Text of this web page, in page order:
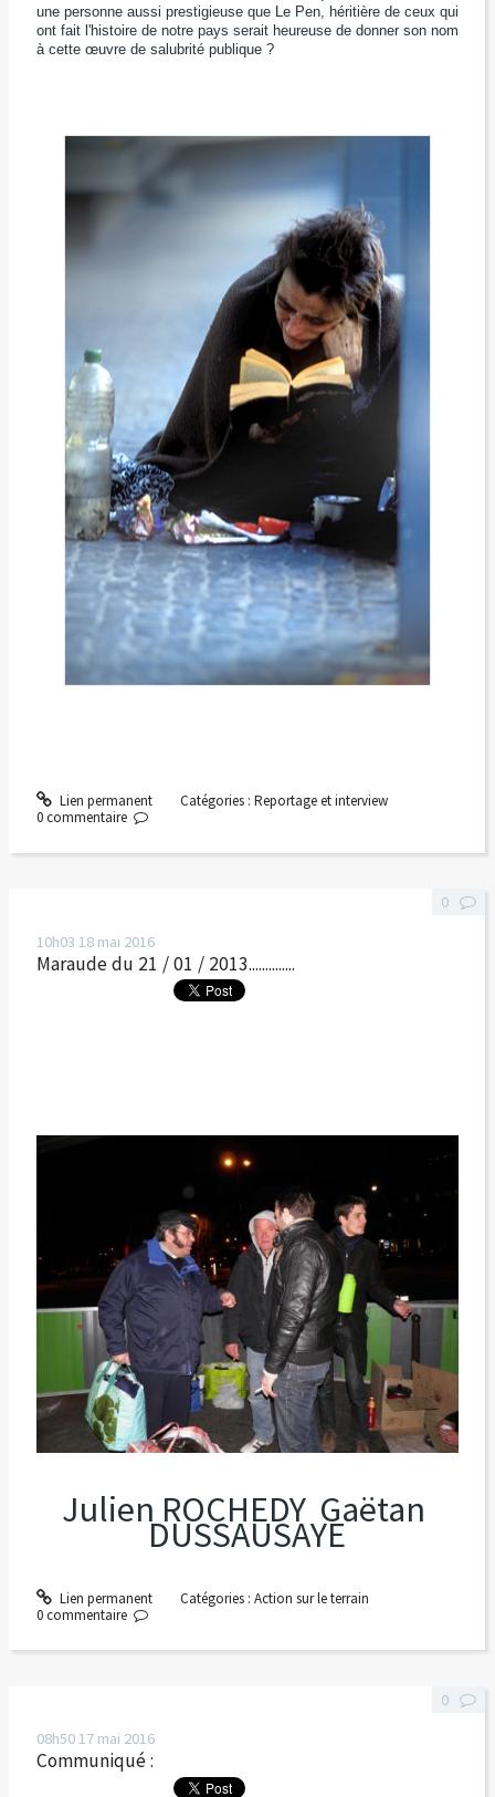
une personne aussi prestigieuse que Le Pen, héritière de ceux qui
ont fait l'histoire de notre pays serait heureuse de donner son nom
à cette œuvre de salubrité publique ?
Lien permanent Catégories : Reportage et interview
0 commentaire
10h03 18 mai 2016
Maraude du 21 / 01 / 2013..............
Julien ROCHEDY Gaëtan
DUSSAUSAYE
Lien permanent Catégories : Action sur le terrain
0
0 commentaire
08h5017 mai 2016
Communiqué :
0